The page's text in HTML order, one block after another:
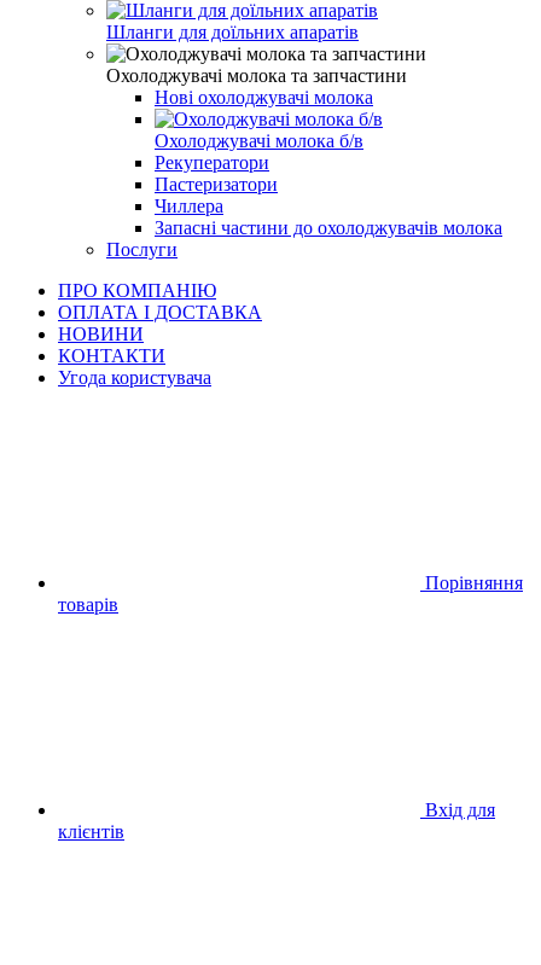
Шланги для доїльних апаратів
Охолоджувачі молока та запчастини
Нові охолоджувачі молока
Охолоджувачі молока б/в
Рекуператори
Пастеризатори
Чиллера
Запасні частини до охолоджувачів молока
Послуги
ПРО КОМПАНІЮ
ОПЛАТА І ДОСТАВКА
НОВИНИ
КОНТАКТИ
Угода користувача
Порівняння
товарів
Вхід для
клієнтів